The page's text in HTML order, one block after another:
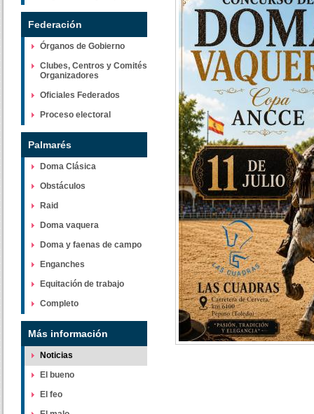
Federación
Órganos de Gobierno
Clubes, Centros y Comités
Organizadores
Oficiales Federados
Proceso electoral
Palmarés
Doma Clásica
Obstáculos
Raid
Doma vaquera
Doma y faenas de campo
Enganches
Equitación de trabajo
Completo
Más información
Noticias
El bueno
El feo